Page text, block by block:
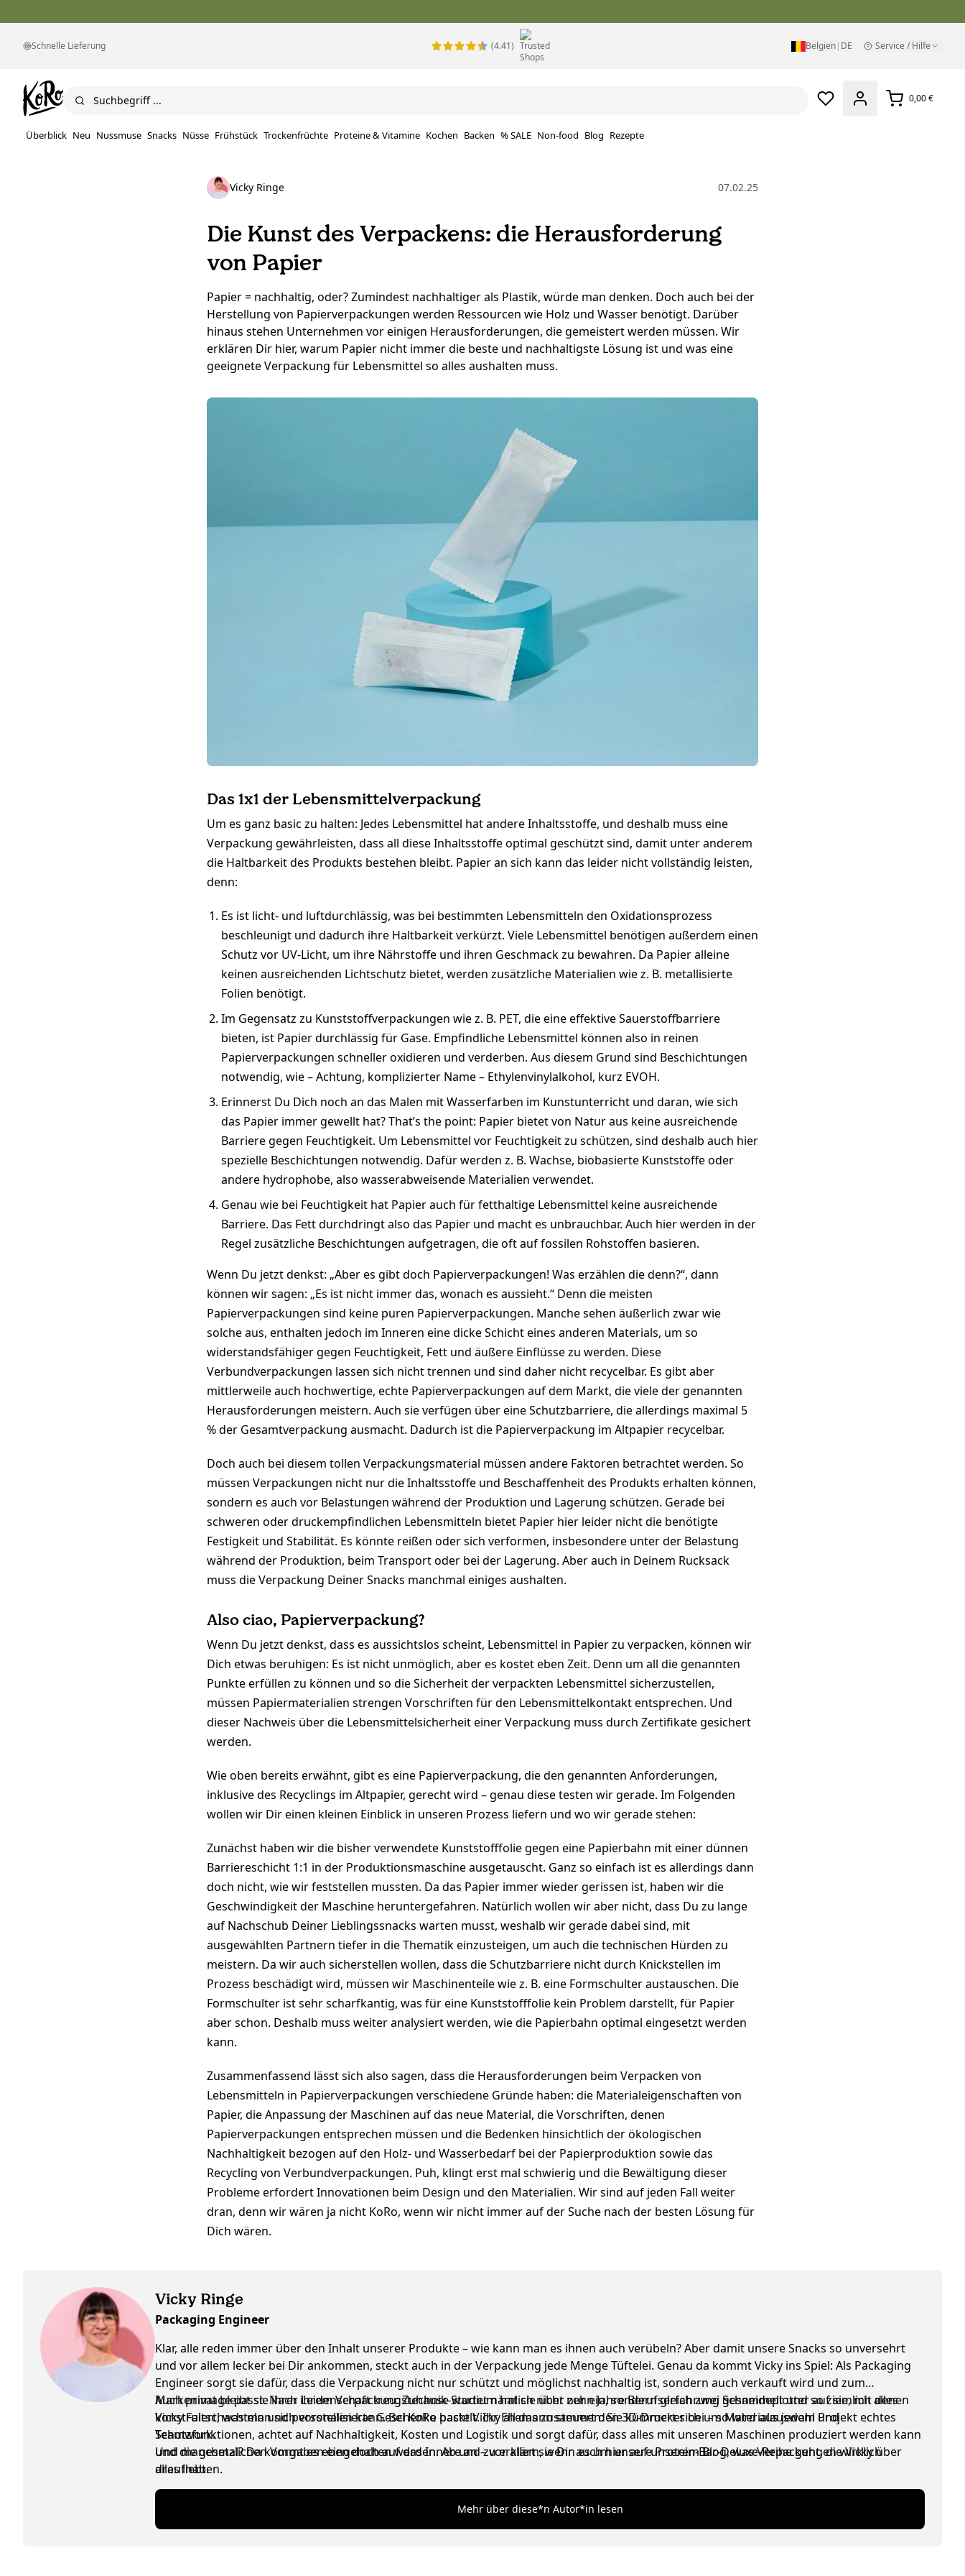
Schnelle Lieferung (4.41) Belgien| DE Service / Hilfe
0,00 €
Überblick Neu Nussmuse Snacks Nüsse Frühstück Trockenfrüchte Proteine ​​& Vitamine Kochen Backen % SALE Non-food Blog Rezepte
Vicky Ringe 07.02.25
Die Kunst des Verpackens: die Herausforderung
von Papier
Papier = nachhaltig, oder? Zumindest nachhaltiger als Plastik, würde man denken. Doch auch bei der
Herstellung von Papierverpackungen werden Ressourcen wie Holz und Wasser benötigt. Darüber
hinaus stehen Unternehmen vor einigen Herausforderungen, die gemeistert werden müssen. Wir
erklären Dir hier, warum Papier nicht immer die beste und nachhaltigste Lösung ist und was eine
geeignete Verpackung für Lebensmittel so alles aushalten muss.
Das 1x1 der Lebensmittelverpackung
Um es ganz basic zu halten: Jedes Lebensmittel hat andere Inhaltsstoffe, und deshalb muss eine
Verpackung gewährleisten, dass all diese Inhaltsstoffe optimal geschützt sind, damit unter anderem
die Haltbarkeit des Produkts bestehen bleibt. Papier an sich kann das leider nicht vollständig leisten,
denn:
Es ist licht- und luftdurchlässig, was bei bestimmten Lebensmitteln den Oxidationsprozess
beschleunigt und dadurch ihre Haltbarkeit verkürzt. Viele Lebensmittel benötigen außerdem einen
Schutz vor UV-Licht, um ihre Nährstoffe und ihren Geschmack zu bewahren. Da Papier alleine
keinen ausreichenden Lichtschutz bietet, werden zusätzliche Materialien wie z. B. metallisierte
Folien benötigt.
Im Gegensatz zu Kunststoffverpackungen wie z. B. PET, die eine effektive Sauerstoffbarriere
bieten, ist Papier durchlässig für Gase. Empfindliche Lebensmittel können also in reinen
Papierverpackungen schneller oxidieren und verderben. Aus diesem Grund sind Beschichtungen
notwendig, wie – Achtung, komplizierter Name – Ethylenvinylalkohol, kurz EVOH.
Erinnerst Du Dich noch an das Malen mit Wasserfarben im Kunstunterricht und daran, wie sich
das Papier immer gewellt hat? That’s the point: Papier bietet von Natur aus keine ausreichende
Barriere gegen Feuchtigkeit. Um Lebensmittel vor Feuchtigkeit zu schützen, sind deshalb auch hier
spezielle Beschichtungen notwendig. Dafür werden z. B. Wachse, biobasierte Kunststoffe oder
andere hydrophobe, also wasserabweisende Materialien verwendet.
Genau wie bei Feuchtigkeit hat Papier auch für fetthaltige Lebensmittel keine ausreichende
Barriere. Das Fett durchdringt also das Papier und macht es unbrauchbar. Auch hier werden in der
Regel zusätzliche Beschichtungen aufgetragen, die oft auf fossilen Rohstoffen basieren.
Wenn Du jetzt denkst: „Aber es gibt doch Papierverpackungen! Was erzählen die denn?“, dann
können wir sagen: „Es ist nicht immer das, wonach es aussieht.“ Denn die meisten
Papierverpackungen sind keine puren Papierverpackungen. Manche sehen äußerlich zwar wie
solche aus, enthalten jedoch im Inneren eine dicke Schicht eines anderen Materials, um so
widerstandsfähiger gegen Feuchtigkeit, Fett und äußere Einflüsse zu werden. Diese
Verbundverpackungen lassen sich nicht trennen und sind daher nicht recycelbar. Es gibt aber
mittlerweile auch hochwertige, echte Papierverpackungen auf dem Markt, die viele der genannten
Herausforderungen meistern. Auch sie verfügen über eine Schutzbarriere, die allerdings maximal 5
% der Gesamtverpackung ausmacht. Dadurch ist die Papierverpackung im Altpapier recycelbar.
Doch auch bei diesem tollen Verpackungsmaterial müssen andere Faktoren betrachtet werden. So
müssen Verpackungen nicht nur die Inhaltsstoffe und Beschaffenheit des Produkts erhalten können,
sondern es auch vor Belastungen während der Produktion und Lagerung schützen. Gerade bei
schweren oder druckempfindlichen Lebensmitteln bietet Papier hier leider nicht die benötigte
Festigkeit und Stabilität. Es könnte reißen oder sich verformen, insbesondere unter der Belastung
während der Produktion, beim Transport oder bei der Lagerung. Aber auch in Deinem Rucksack
muss die Verpackung Deiner Snacks manchmal einiges aushalten.
Also ciao, Papierverpackung?
Wenn Du jetzt denkst, dass es aussichtslos scheint, Lebensmittel in Papier zu verpacken, können wir
Dich etwas beruhigen: Es ist nicht unmöglich, aber es kostet eben Zeit. Denn um all die genannten
Punkte erfüllen zu können und so die Sicherheit der verpackten Lebensmittel sicherzustellen,
müssen Papiermaterialien strengen Vorschriften für den Lebensmittelkontakt entsprechen. Und
dieser Nachweis über die Lebensmittelsicherheit einer Verpackung muss durch Zertifikate gesichert
werden.
Wie oben bereits erwähnt, gibt es eine Papierverpackung, die den genannten Anforderungen,
inklusive des Recyclings im Altpapier, gerecht wird – genau diese testen wir gerade. Im Folgenden
wollen wir Dir einen kleinen Einblick in unseren Prozess liefern und wo wir gerade stehen:
Zunächst haben wir die bisher verwendete Kunststofffolie gegen eine Papierbahn mit einer dünnen
Barriereschicht 1:1 in der Produktionsmaschine ausgetauscht. Ganz so einfach ist es allerdings dann
doch nicht, wie wir feststellen mussten. Da das Papier immer wieder gerissen ist, haben wir die
Geschwindigkeit der Maschine heruntergefahren. Natürlich wollen wir aber nicht, dass Du zu lange
auf Nachschub Deiner Lieblingssnacks warten musst, weshalb wir gerade dabei sind, mit
ausgewählten Partnern tiefer in die Thematik einzusteigen, um auch die technischen Hürden zu
meistern. Da wir auch sicherstellen wollen, dass die Schutzbarriere nicht durch Knickstellen im
Prozess beschädigt wird, müssen wir Maschinenteile wie z. B. eine Formschulter austauschen. Die
Formschulter ist sehr scharfkantig, was für eine Kunststofffolie kein Problem darstellt, für Papier
aber schon. Deshalb muss weiter analysiert werden, wie die Papierbahn optimal eingesetzt werden
kann.
Zusammenfassend lässt sich also sagen, dass die Herausforderungen beim Verpacken von
Lebensmitteln in Papierverpackungen verschiedene Gründe haben: die Materialeigenschaften von
Papier, die Anpassung der Maschinen auf das neue Material, die Vorschriften, denen
Papierverpackungen entsprechen müssen und die Bedenken hinsichtlich der ökologischen
Nachhaltigkeit bezogen auf den Holz- und Wasserbedarf bei der Papierproduktion sowie das
Recycling von Verbundverpackungen. Puh, klingt erst mal schwierig und die Bewältigung dieser
Probleme erfordert Innovationen beim Design und den Materialien. Wir sind auf jeden Fall weiter
dran, denn wir wären ja nicht KoRo, wenn wir nicht immer auf der Suche nach der besten Lösung für
Dich wären.
Vicky Ringe
Packaging Engineer
Klar, alle reden immer über den Inhalt unserer Produkte – wie kann man es ihnen auch verübeln? Aber damit unsere Snacks so unversehrt
und vor allem lecker bei Dir ankommen, steckt auch in der Verpackung jede Menge Tüftelei. Genau da kommt Vicky ins Spiel: Als Packaging
Engineer sorgt sie dafür, dass die Verpackung nicht nur schützt und möglichst nachhaltig ist, sondern auch verkauft wird und zum
Markenimage passt. Nach ihrem Verpackungstechnik-Studium hat sie über zehn Jahre Berufserfahrung gesammelt und so ziemlich alles
konstruiert, was man sich vorstellen kann. Bei KoRo packt Vicky all das zusammen: Sie kümmert sich um Materialauswahl und
Schutzfunktionen, achtet auf Nachhaltigkeit, Kosten und Logistik und sorgt dafür, dass alles mit unseren Maschinen produziert werden kann
und die gesetzlichen Vorgaben eingehalten werden. Ab und zu erklärt sie Dir auch hier auf unserem Blog, was Verpackungen wirklich
draufhaben.
Auch privat bleibt sie ihrer Leidenschaft treu: Zuhause wartet nämlich nicht nur ein, sondern gleich zwei Schneideplotter auf sie, mit denen
Vicky Faltschachteln und personalisierte Geschenke bastelt. Ihr Ehemann steuert den 3D-Drucker bei – so wird aus jedem Projekt echtes
Teamwork.
Und manchmal? Da kommt es eben doch auf das Innere an – vor allem, wenn es um unsere Protein-Bar-Deluxe-Reihe geht, die Vicky über
alles liebt.
Mehr über diese*n Autor*in lesen